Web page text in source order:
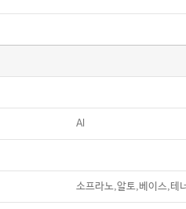
Al
소프라노,알토,베이스,테